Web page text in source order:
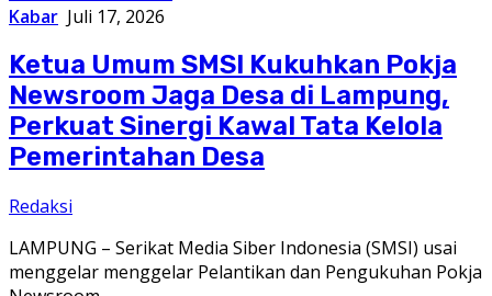
Kabar Juli 17, 2026
Ketua Umum SMSI Kukuhkan Pokja
Newsroom Jaga Desa di Lampung,
Perkuat Sinergi Kawal Tata Kelola
Pemerintahan Desa
Redaksi
LAMPUNG – Serikat Media Siber Indonesia (SMSI) usai
menggelar menggelar Pelantikan dan Pengukuhan Pokja